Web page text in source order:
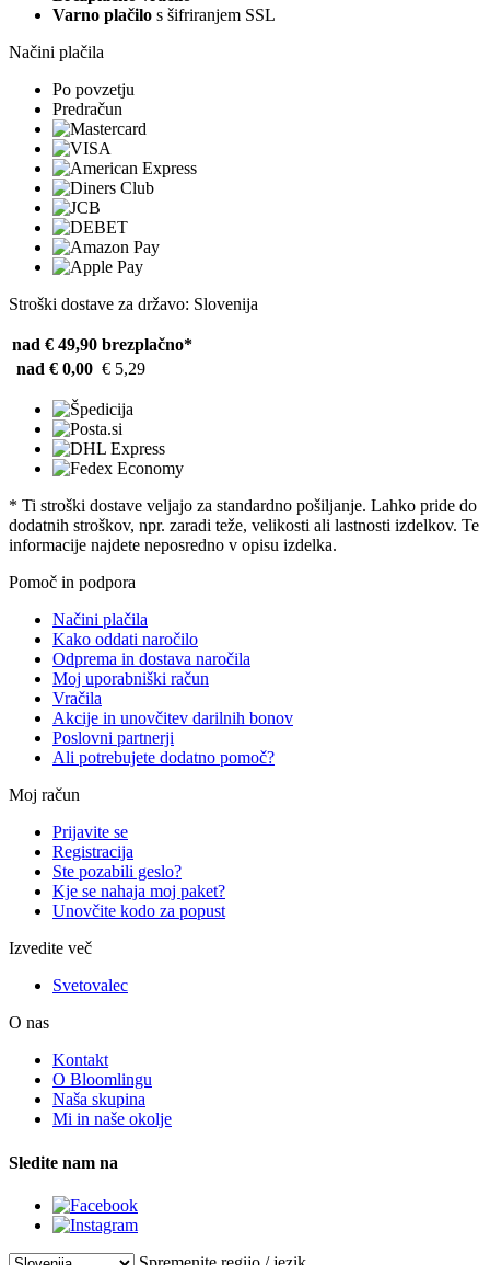
Varno plačilo s šifriranjem SSL
Načini plačila
Po povzetju
Predračun
Stroški dostave za državo: Slovenija
nad € 49,90 brezplačno*
nad € 0,00 € 5,29
* Ti stroški dostave veljajo za standardno pošiljanje. Lahko pride do
dodatnih stroškov, npr. zaradi teže, velikosti ali lastnosti izdelkov. Te
informacije najdete neposredno v opisu izdelka.
Pomoč in podpora
Načini plačila
Kako oddati naročilo
Odprema in dostava naročila
Moj uporabniški račun
Vračila
Akcije in unovčitev darilnih bonov
Poslovni partnerji
Ali potrebujete dodatno pomoč?
Moj račun
Prijavite se
Registracija
Ste pozabili geslo?
Kje se nahaja moj paket?
Unovčite kodo za popust
Izvedite več
Svetovalec
O nas
Kontakt
O Bloomlingu
Naša skupina
Mi in naše okolje
Sledite nam na